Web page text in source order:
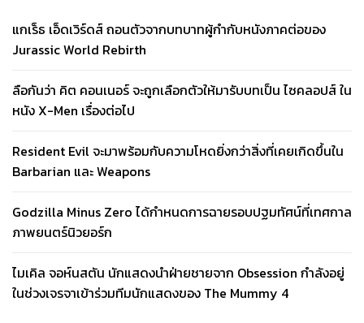
แกเร็ธ เอ็ดเวิร์ดส์ ถอนตัวจากบทบาทผู้กำกับหนังภาคต่อของ
Jurassic World Rebirth
ลือกันว่า คิต คอนเนอร์ จะถูกเลือกตัวให้มารับบทเป็น ไซคลอปส์ ใน
หนัง X-Men เรื่องต่อไป
Resident Evil จะมาพร้อมกับความโหดยิ่งกว่าสิ่งที่เคยเกิดขึ้นใน
Barbarian และ Weapons
Godzilla Minus Zero ได้กำหนดการฉายรอบปฐมทัศน์ที่เทศกาล
ภาพยนตร์นิวยอร์ก
ไมเคิล จอห์นสตัน นักแสดงนำฝ่ายชายจาก Obsession กำลังอยู่
ในช่วงเจรจาเข้าร่วมทีมนักแสดงของ The Mummy 4